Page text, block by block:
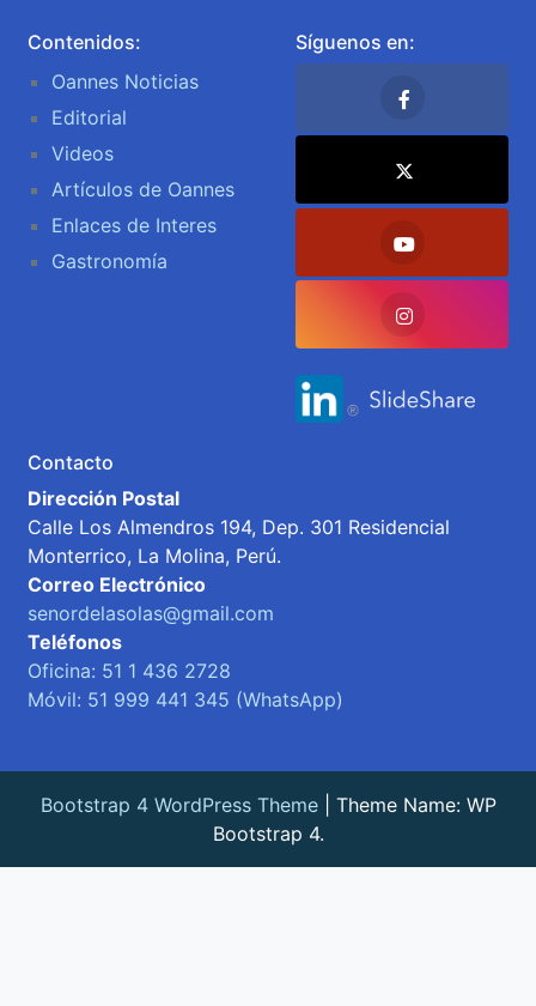
Contenidos:
Oannes Noticias
Editorial
Videos
Artículos de Oannes
Enlaces de Interes
Gastronomía
Síguenos en:
Contacto
Dirección Postal
Calle Los Almendros 194, Dep. 301 Residencial
Monterrico, La Molina, Perú.
Correo Electrónico
senordelasolas@gmail.com
Teléfonos
Oficina: 51 1 436 2728
Móvil: 51 999 441 345 (WhatsApp)
Bootstrap 4 WordPress Theme
Theme Name: WP
Bootstrap 4.